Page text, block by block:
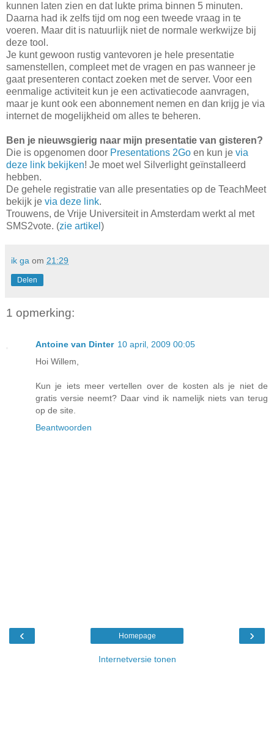
kunnen laten zien en dat lukte prima binnen 5 minuten.
Daarna had ik zelfs tijd om nog een tweede vraag in te
voeren. Maar dit is natuurlijk niet de normale werkwijze bij
deze tool.
Je kunt gewoon rustig vantevoren je hele presentatie
samenstellen, compleet met de vragen en pas wanneer je
gaat presenteren contact zoeken met de server. Voor een
eenmalige activiteit kun je een activatiecode aanvragen,
maar je kunt ook een abonnement nemen en dan krijg je via
internet de mogelijkheid om alles te beheren.
Ben je nieuwsgierig naar mijn presentatie van gisteren?
Die is opgenomen door Presentations 2Go en kun je via
deze link bekijken! Je moet wel Silverlight geïnstalleerd
hebben.
De gehele registratie van alle presentaties op de TeachMeet
bekijk je via deze link.
Trouwens, de Vrije Universiteit in Amsterdam werkt al met
SMS2vote. (zie artikel )
ik ga om 21:29
Delen
1 opmerking:
Antoine van Dinter 10 april, 2009 00:05
Hoi Willem,
Kun je iets meer vertellen over de kosten als je niet de
gratis versie neemt? Daar vind ik namelijk niets van terug
op de site.
Beantwoorden
‹ ›
Homepage
Internetversie tonen